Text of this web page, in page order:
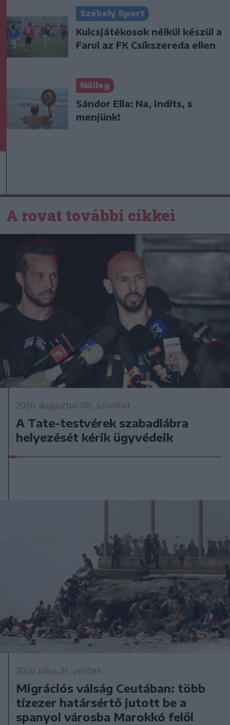
Székely Sport
Kulcsjátékosok nélkül készül a
Farul az FK Csíkszereda ellen
Nőileg
Sándor Ella: Na, indíts, s
menjünk!
A rovat további cikkei
2026. augusztus 08., szombat
A Tate-testvérek szabadlábra
helyezését kérik ügyvédeik
2026. július 31., péntek
Migrációs válság Ceutában: több
tízezer határsértő jutott be a
spanyol városba Marokkó felől